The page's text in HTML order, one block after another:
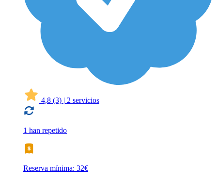
4,8 (3) | 2 servicios
1 han repetido
Reserva mínima: 32€